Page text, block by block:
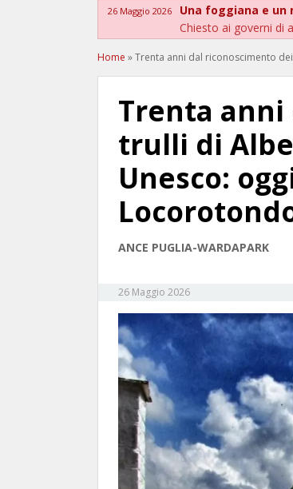
26 Maggio 2026
Una foggiana e
Chiesto ai governi di
Home »Trenta anni dal riconoscimento
Trenta
trulli di
Unesco:
ANCE PUGLIA-WARDAPARK
26 Maggio 2026